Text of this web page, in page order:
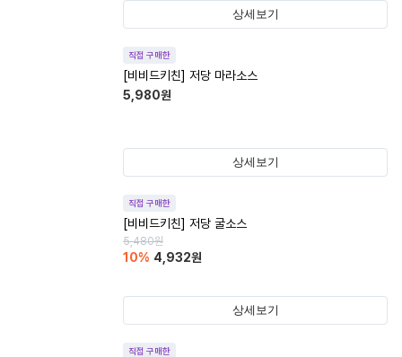
상세보기
직접 구매한
[비비드키친] 저당 마라소스
5,980원
상세보기
직접 구매한
[비비드키친] 저당 굴소스
5,480원
10% 4,932원
상세보기
직접 구매한